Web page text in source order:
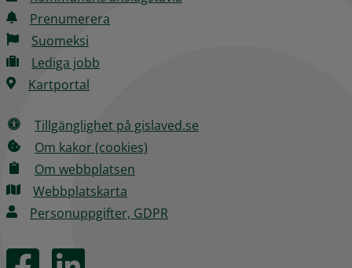
Prenumerera
Suomeksi
Lediga jobb
Kartportal
Tillgänglighet på gislaved.se
Om kakor (cookies)
Om webbplatsen
Webbplatskarta
Personuppgifter, GDPR